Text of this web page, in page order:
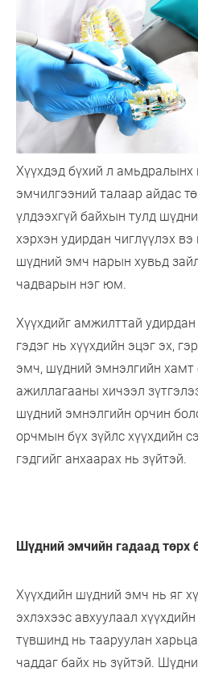
Хүүхдэд бүхий л
эмчилгээний талаар айдас
үлдээхгүй байхын тулд
хэрхэн удирдан чиглүүлэх вэ
шүдний эмч нарын хувьд
чадварын нэг юм.
Хүүхдийг амжилттай
гэдэг нь хүүхдийн эцэг эх,
эмч, шүдний эмнэлгийн хамт
ажиллагааны хичээл
шүдний эмнэлгийн орчин
орчмын бүх зүйлс хүүхдийн
гэдгийг анхаарах нь зүйтэй.
Шүдний эмчийн гадаад төрх
Хүүхдийн шүдний эмч нь яг
эхлэхээс авхуулаал
түвшинд нь тааруулан
чаддаг байх нь зүйтэй.